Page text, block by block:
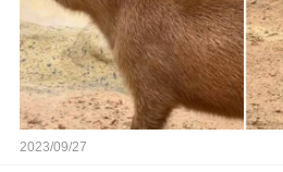
2023/09/27